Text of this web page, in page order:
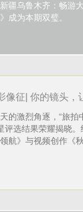
疆乌鲁木齐：畅游
成为本期双璧。
像征| 你的镜头，
的激烈角逐，“旅拍
评选结果荣耀揭晓
航》与视频创作《